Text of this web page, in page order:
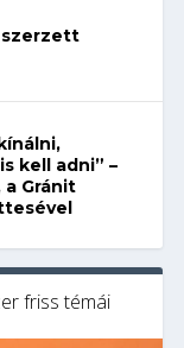
szerzett
kell adni” –
Gránit
friss témái